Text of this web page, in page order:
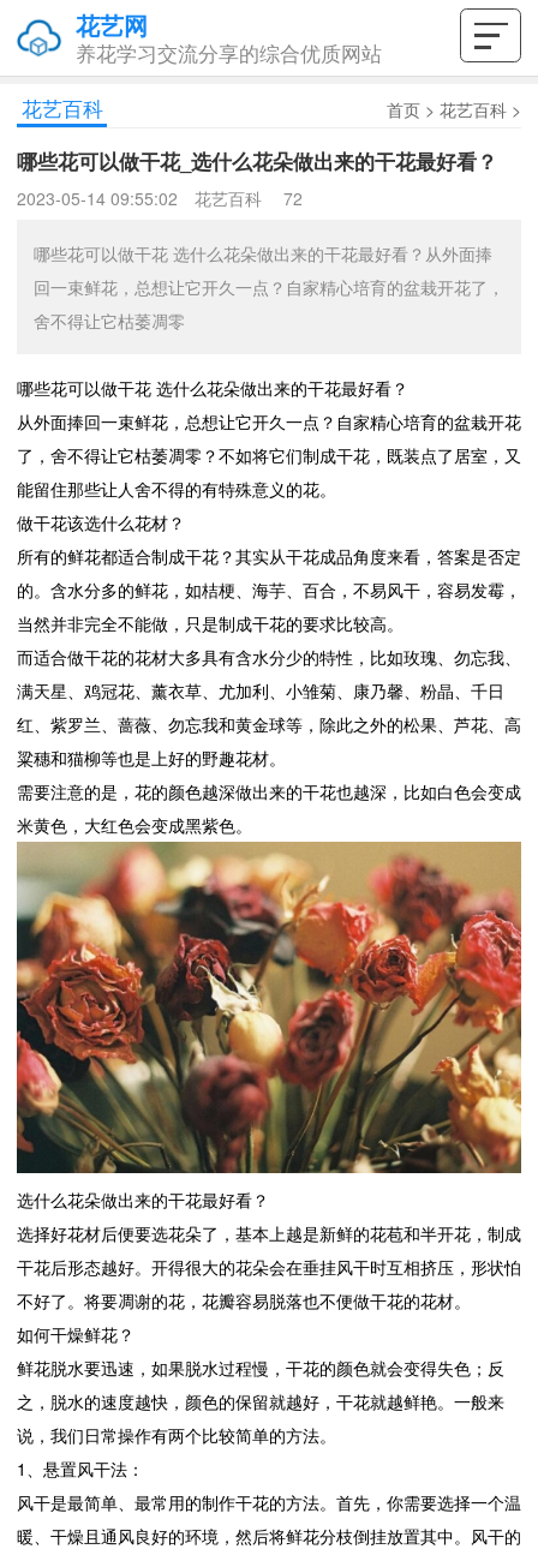
花艺网
养花学习交流分享的综合优质网站
花艺百科
首页 > 花艺百科 >
哪些花可以做干花_选什么花朵做出来的干花最好看？
2023-05-14 09:55:02 花艺百科 72
哪些花可以做干花 选什么花朵做出来的干花最好看？从外面捧
回一束鲜花，总想让它开久一点？自家精心培育的盆栽开花了，
舍不得让它枯萎凋零
哪些花可以做干花 选什么花朵做出来的干花最好看？
从外面捧回一束鲜花，总想让它开久一点？自家精心培育的盆栽开花
了，舍不得让它枯萎凋零？不如将它们制成干花，既装点了居室，又
能留住那些让人舍不得的有特殊意义的花。
做干花该选什么花材？
所有的鲜花都适合制成干花？其实从干花成品角度来看，答案是否定
的。含水分多的鲜花，如桔梗、海芋、百合，不易风干，容易发霉，
当然并非完全不能做，只是制成干花的要求比较高。
而适合做干花的花材大多具有含水分少的特性，比如玫瑰、勿忘我、
满天星、鸡冠花、薰衣草、尤加利、小雏菊、康乃馨、粉晶、千日
红、紫罗兰、蔷薇、勿忘我和黄金球等，除此之外的松果、芦花、高
粱穗和猫柳等也是上好的野趣花材。
需要注意的是，花的颜色越深做出来的干花也越深，比如白色会变成
米黄色，大红色会变成黑紫色。
选什么花朵做出来的干花最好看？
选择好花材后便要选花朵了，基本上越是新鲜的花苞和半开花，制成
干花后形态越好。开得很大的花朵会在垂挂风干时互相挤压，形状怕
不好了。将要凋谢的花，花瓣容易脱落也不便做干花的花材。
如何干燥鲜花？
鲜花脱水要迅速，如果脱水过程慢，干花的颜色就会变得失色；反
之，脱水的速度越快，颜色的保留就越好，干花就越鲜艳。一般来
说，我们日常操作有两个比较简单的方法。
1、悬置风干法：
风干是最简单、最常用的制作干花的方法。首先，你需要选择一个温
暖、干燥且通风良好的环境，然后将鲜花分枝倒挂放置其中。风干的